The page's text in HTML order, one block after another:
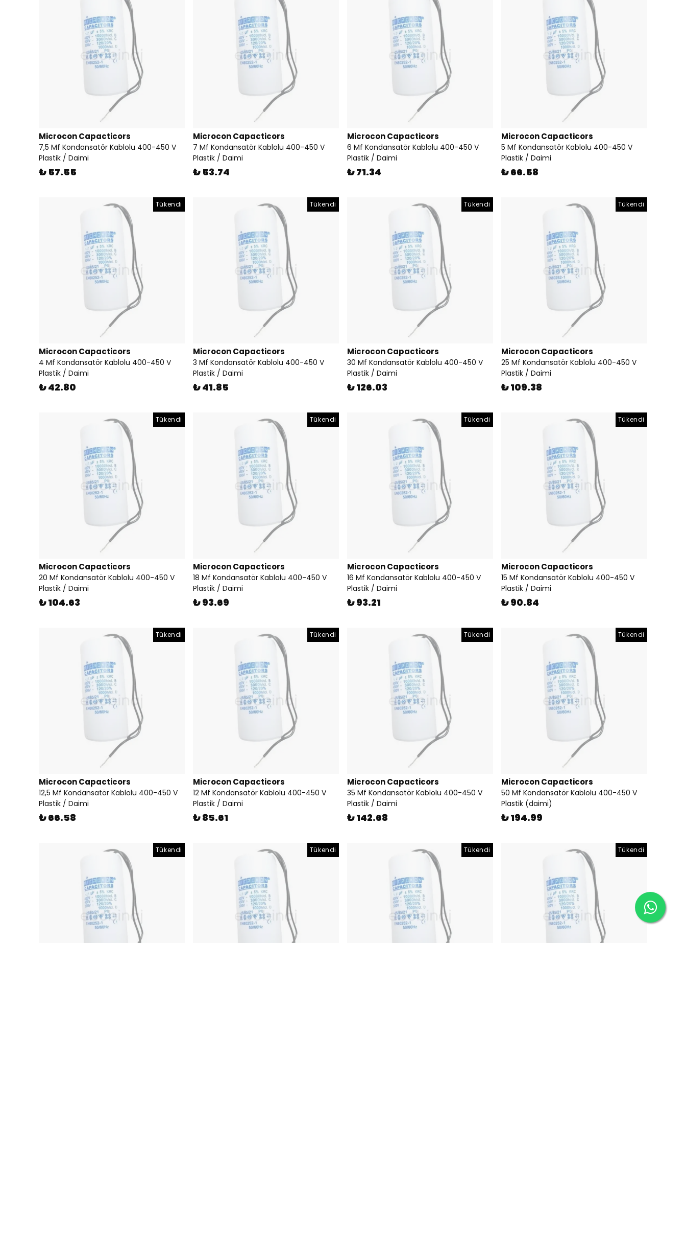
Microcon Capacticors
7,5 Mf Kondansatör Kablolu 400-450 V
Plastik / Daimi
₺ 57.55
Microcon Capacticors
7 Mf Kondansatör Kablolu 400-450 V
Plastik / Daimi
₺ 53.74
Microcon Capacticors
6 Mf Kondansatör Kablolu 400-450 V
Plastik / Daimi
₺ 71.34
Microcon Capacticors
5 Mf Kondansatör Kablolu 400-450 V
Plastik / Daimi
₺ 66.58
Tükendi
Microcon Capacticors
4 Mf Kondansatör Kablolu 400-450 V
Plastik / Daimi
₺ 42.80
Tükendi
Microcon Capacticors
3 Mf Kondansatör Kablolu 400-450 V
Plastik / Daimi
₺ 41.85
Tükendi
Microcon Capacticors
30 Mf Kondansatör Kablolu 400-450 V
Plastik / Daimi
₺ 126.03
Tükendi
Microcon Capacticors
25 Mf Kondansatör Kablolu 400-450 V
Plastik / Daimi
₺ 109.38
Tükendi
Microcon Capacticors
20 Mf Kondansatör Kablolu 400-450 V
Plastik / Daimi
₺ 104.63
Tükendi
Microcon Capacticors
18 Mf Kondansatör Kablolu 400-450 V
Plastik / Daimi
₺ 93.69
Tükendi
Microcon Capacticors
16 Mf Kondansatör Kablolu 400-450 V
Plastik / Daimi
₺ 93.21
Tükendi
Microcon Capacticors
15 Mf Kondansatör Kablolu 400-450 V
Plastik / Daimi
₺ 90.84
Tükendi
Microcon Capacticors
12,5 Mf Kondansatör Kablolu 400-450 V
Plastik / Daimi
₺ 66.58
Tükendi
Microcon Capacticors
12 Mf Kondansatör Kablolu 400-450 V
Plastik / Daimi
₺ 85.61
Tükendi
Microcon Capacticors
35 Mf Kondansatör Kablolu 400-450 V
Plastik / Daimi
₺ 142.68
Tükendi
Microcon Capacticors
50 Mf Kondansatör Kablolu 400-450 V
Plastik (daimi)
₺ 194.99
Tükendi Tükendi Tükendi Tükendi